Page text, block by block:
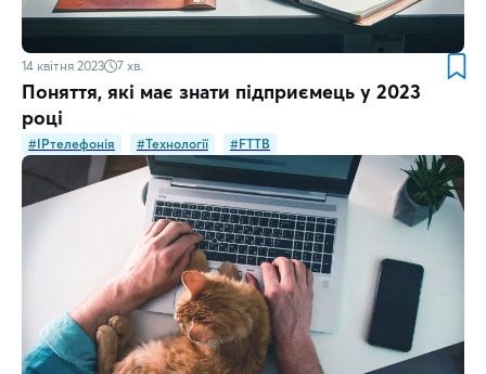
14 квітня 2023 7 хв.
Поняття, які має знати підприємець у 2023
році
#IPтелефонія #Технології #FTTB